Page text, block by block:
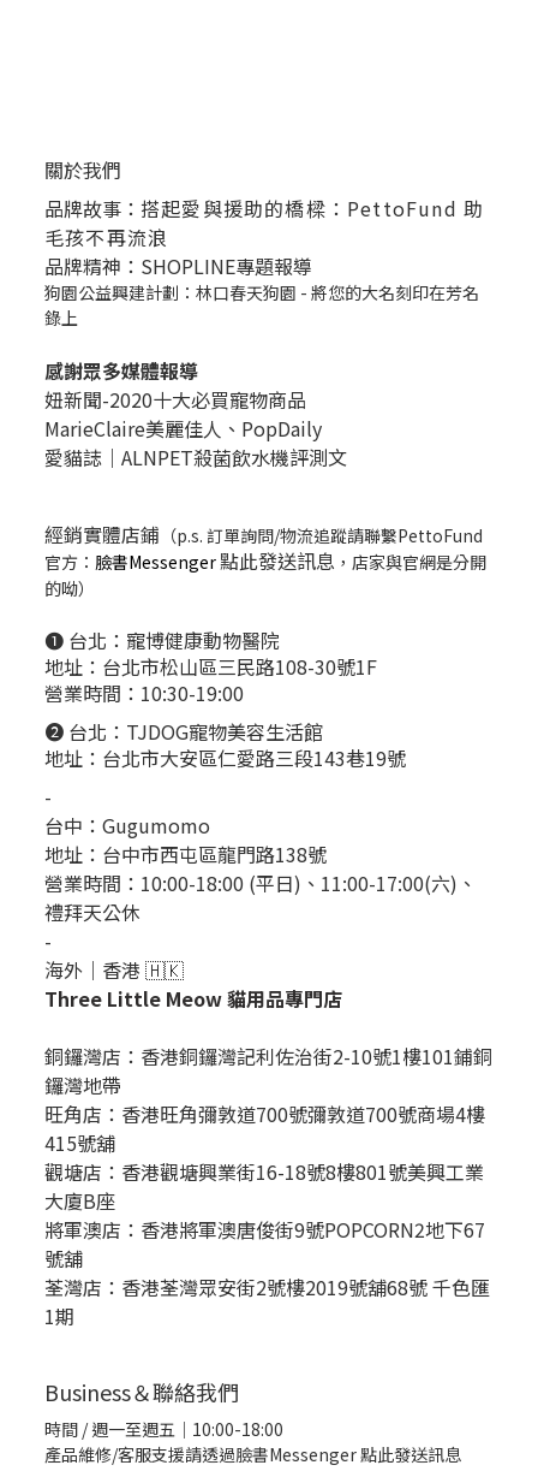
關於我們
品牌故事： 搭起愛與援助的橋樑：PettoFund 助
毛孩不再流浪
品牌精神：SHOPLINE專題報導
狗園公益興建計劃：林口春天狗園 - 將您的大名刻印在芳名
錄上
感謝眾多媒體報導
妞新聞-2020十大必買寵物商品
MarieClaire美麗佳人、 PopDaily
愛貓誌｜ALNPET殺菌飲水機評測文
經銷實體店鋪 （p.s. 訂單詢問/物流追蹤請聯繫PettoFund
官方： 臉書Messenger點此發送訊息 ，店家與官網是分開
的呦）
❶ 台北： 寵博健康動物醫院
地址：台北市松山區三民路108-30號1F
營業時間：10:30-19:00
❷ 台北： TJDOG寵物美容生活館
地址：台北市大安區仁愛路三段143巷19號
-
台中： Gugumomo
地址： 台中市西屯區龍門路138號
營業時間：10:00-18:00 (平日)、11:00-17:00(六)、
禮拜天公休
-
海外｜香港 🇭🇰
Three Little Meow 貓用品專門店
銅鑼灣店： 香港銅鑼灣記利佐治街2-10號1樓101鋪銅
鑼灣地帶
旺角店：香港旺角彌敦道700號彌敦道700號商場4樓
415號舖
觀塘店：香港觀塘興業街16-18號8樓801號美興工業
大廈B座
將軍澳店：香港將軍澳唐俊街9號POPCORN2地下67
號舖
荃灣店：香港荃灣眾安街2號樓2019號舖68號 千色匯
1期
Business＆聯絡我們
時間 / 週一至週五｜10:00-18:00
產品維修/客服支援請透過臉書Messenger點此發送訊息